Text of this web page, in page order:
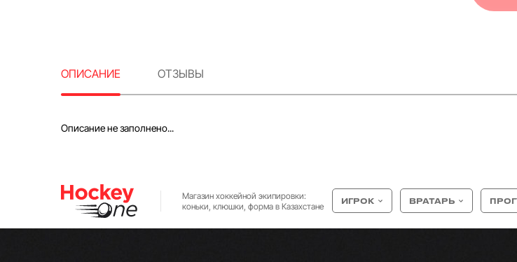
ОПИСАНИЕ ОТЗЫВЫ
Описание не заполнено...
Магазин хоккейной экипировки:
коньки, клюшки, форма в Казахстане
ИГРОК ВРАТАРЬ